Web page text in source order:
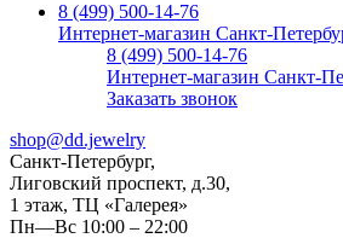
8 (499) 500-14-76
Интернет-магазин Санкт-
8 (499) 500-14-76
Интернет-магазин Санкт-
Заказать звонок
shop@dd.jewelry
Санкт-Петербург,
Лиговский проспект, д.30,
1 этаж, ТЦ «Галерея»
Пн—Вс 10:00 – 22:00